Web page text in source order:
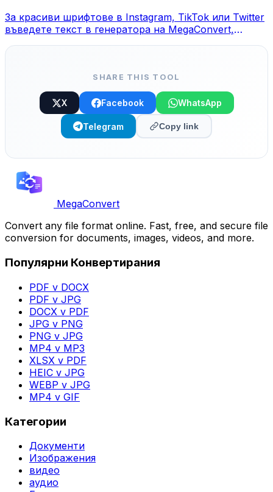
За красиви шрифтове в Instagram, TikTok или Twitter
въведете текст в генератора на MegaConvert,
SHARE THIS TOOL
X Facebook WhatsApp
Telegram Copy link
MegaConvert
Convert any file format online. Fast, free, and secure file
conversion for documents, images, videos, and more.
Популярни Конвертирания
PDF v DOCX
PDF v JPG
DOCX v PDF
JPG v PNG
PNG v JPG
MP4 v MP3
XLSX v PDF
HEIC v JPG
WEBP v JPG
MP4 v GIF
Категории
Документи
Изображения
видео
аудио